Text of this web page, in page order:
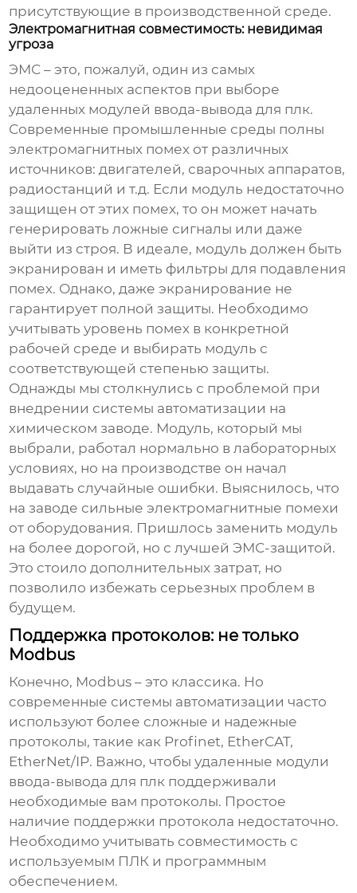
присутствующие в производственной среде.
Электромагнитная совместимость: невидимая
угроза
ЭМС – это, пожалуй, один из самых
недооцененных аспектов при выборе
удаленных модулей ввода-вывода для плк.
Современные промышленные среды полны
электромагнитных помех от различных
источников: двигателей, сварочных аппаратов,
радиостанций и т.д. Если модуль недостаточно
защищен от этих помех, то он может начать
генерировать ложные сигналы или даже
выйти из строя. В идеале, модуль должен быть
экранирован и иметь фильтры для подавления
помех. Однако, даже экранирование не
гарантирует полной защиты. Необходимо
учитывать уровень помех в конкретной
рабочей среде и выбирать модуль с
соответствующей степенью защиты.
Однажды мы столкнулись с проблемой при
внедрении системы автоматизации на
химическом заводе. Модуль, который мы
выбрали, работал нормально в лабораторных
условиях, но на производстве он начал
выдавать случайные ошибки. Выяснилось, что
на заводе сильные электромагнитные помехи
от оборудования. Пришлось заменить модуль
на более дорогой, но с лучшей ЭМС-защитой.
Это стоило дополнительных затрат, но
позволило избежать серьезных проблем в
будущем.
Поддержка протоколов: не только
Modbus
Конечно, Modbus – это классика. Но
современные системы автоматизации часто
используют более сложные и надежные
протоколы, такие как Profinet, EtherCAT,
EtherNet/IP. Важно, чтобыудаленные модули
ввода-вывода для плк поддерживали
необходимые вам протоколы. Простое
наличие поддержки протокола недостаточно.
Необходимо учитывать совместимость с
используемым ПЛК и программным
обеспечением.